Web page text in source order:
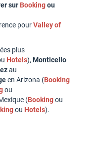
sur Bookingou
pourValley of
plus
Hotels), Monticello
au
en Arizona (Booking
ou
(Bookingou
ou Hotels).